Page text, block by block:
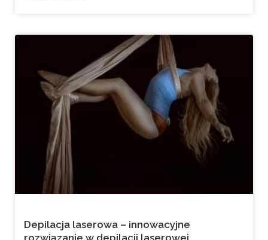
Depilacja laserowa – innowacyjne